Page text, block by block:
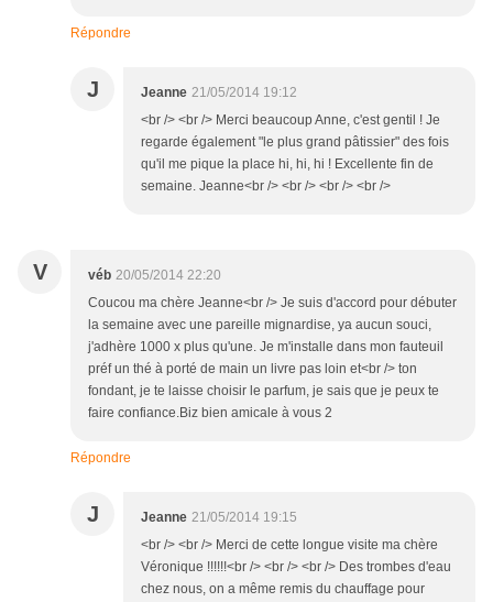
Répondre
J Jeanne 21/05/2014 19:12
<br /> <br /> Merci beaucoup Anne, c'est gentil ! Je
regarde également "le plus grand pâtissier" des fois
qu'il me pique la place hi, hi, hi ! Excellente fin de
semaine. Jeanne<br /> <br /> <br /> <br />
V véb 20/05/2014 22:20
Coucou ma chère Jeanne<br /> Je suis d'accord pour débuter
la semaine avec une pareille mignardise, ya aucun souci,
j'adhère 1000 x plus qu'une. Je m'installe dans mon fauteuil
préf un thé à porté de main un livre pas loin et<br /> ton
fondant, je te laisse choisir le parfum, je sais que je peux te
faire confiance.Biz bien amicale à vous 2
Répondre
J Jeanne 21/05/2014 19:15
<br /> <br /> Merci de cette longue visite ma chère
Véronique !!!!!!<br /> <br /> <br /> Des trombes d'eau
chez nous, on a même remis du chauffage pour